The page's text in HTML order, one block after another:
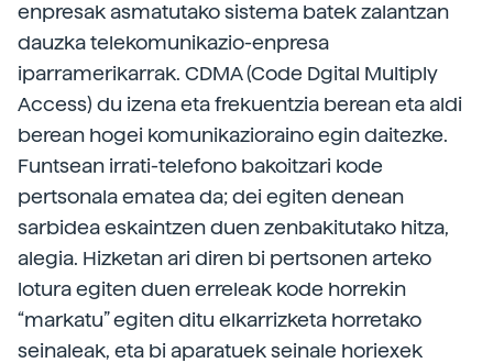
enpresak asmatutako sistema batek zalantzan
dauzka telekomunikazio-enpresa
iparramerikarrak. CDMA (Code Dgital Multiply
Access) du izena eta frekuentzia berean eta aldi
berean hogei komunikazioraino egin daitezke.
Funtsean irrati-telefono bakoitzari kode
pertsonala ematea da; dei egiten denean
sarbidea eskaintzen duen zenbakitutako hitza,
alegia. Hizketan ari diren bi pertsonen arteko
lotura egiten duen erreleak kode horrekin
“markatu” egiten ditu elkarrizketa horretako
seinaleak, eta bi aparatuek seinale horiexek